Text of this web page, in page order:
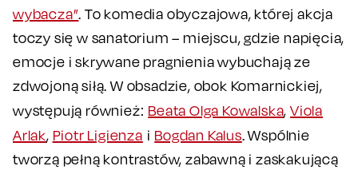
wybacza”. To komedia obyczajowa, której akcja
toczy się w sanatorium – miejscu, gdzie napięcia,
emocje i skrywane pragnienia wybuchają ze
zdwojoną siłą. W obsadzie, obok Komarnickiej,
występują również: Beata Olga Kowalska, Viola
Arlak, Piotr Ligienza i Bogdan Kalus. Wspólnie
tworzą pełną kontrastów, zabawną i zaskakującą